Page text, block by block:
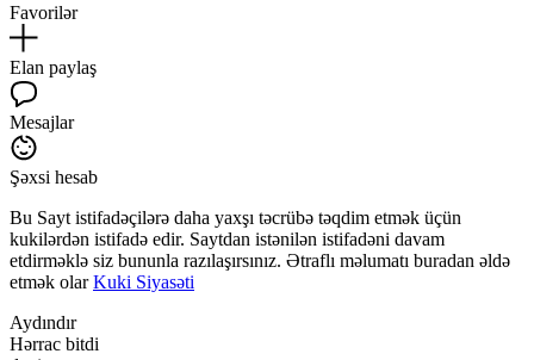
Favorilər
Elan paylaş
Mesajlar
Şəxsi hesab
Bu Sayt istifadəçilərə daha yaxşı təcrübə təqdim etmək üçün
kukilərdən istifadə edir. Saytdan istənilən istifadəni davam
etdirməklə siz bununla razılaşırsınız. Ətraflı məlumatı buradan əldə
etmək olarKuki Siyasəti
Aydındır
Hərrac bitdi